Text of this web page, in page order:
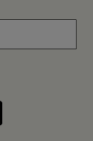
meg: Google